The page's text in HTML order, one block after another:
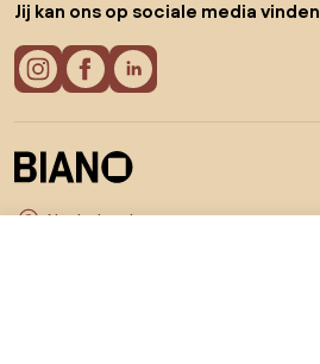
Jij kan ons op sociale media vinden